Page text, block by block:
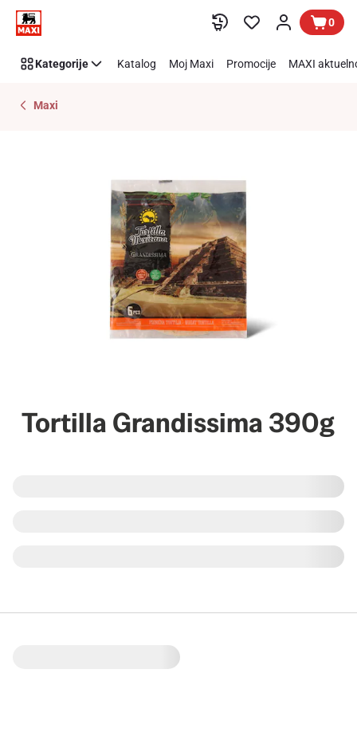
Preskoči link 0
Kategorije Katalog Moj Maxi Promocije MAXI
Maxi
Tortilla Grandissima 390g